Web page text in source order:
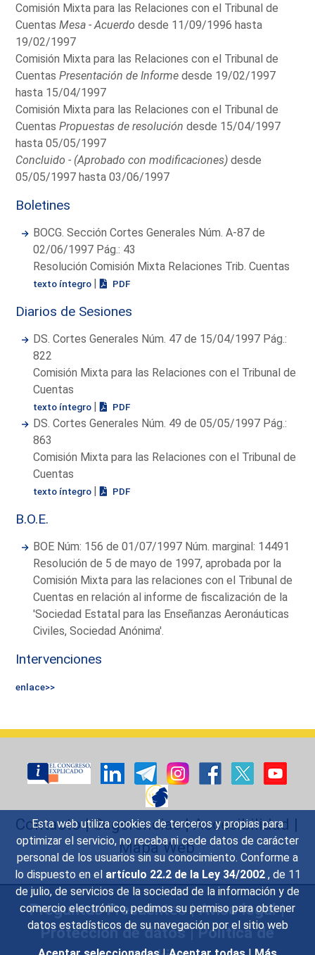
Esta web utiliza cookies de terceros y propias para
optimizar el servicio, no recaba ni cede datos de carácter
personal de los usuarios sin su conocimiento. Conforme a
lo dispuesto en el artículo 22.2 de la Ley 34/2002 , de 11
de julio, de servicios de la sociedad de la información y de
comercio electrónico, pedimos su permiso para obtener
datos estadísticos de su navegación por el sitio web
Comisión Mixta para las Relaciones con el Tribunal de
CuentasMesa - Acuerdo desde 11/09/1996 hasta
19/02/1997
Comisión Mixta para las Relaciones con el Tribunal de
CuentasPresentación de Informe desde 19/02/1997
hasta 15/04/1997
Comisión Mixta para las Relaciones con el Tribunal de
CuentasPropuestas de resolución desde 15/04/1997
hasta 05/05/1997
Concluido - (Aprobado con modificaciones) desde
05/05/1997 hasta 03/06/1997
Boletines
BOCG. Sección Cortes Generales Núm. A-87 de
02/06/1997 Pág.: 43
Resolución Comisión Mixta Relaciones Trib. Cuentas
texto íntegro | PDF
Diarios de Sesiones
DS. Cortes Generales Núm. 47 de 15/04/1997 Pág.:
822
Comisión Mixta para las Relaciones con el Tribunal de
Cuentas
texto íntegro | PDF
DS. Cortes Generales Núm. 49 de 05/05/1997 Pág.:
863
Comisión Mixta para las Relaciones con el Tribunal de
Cuentas
texto íntegro | PDF
B.O.E.
BOE Núm: 156 de 01/07/1997 Núm. marginal: 14491
Resolución de 5 de mayo de 1997, aprobada por la
Comisión Mixta para las relaciones con el Tribunal de
Cuentas en relación al informe de fiscalización de la
'Sociedad Estatal para las Enseñanzas Aeronáuticas
Civiles, Sociedad Anónima'.
Intervenciones
enlace>>
Contacto|Sugerencias|Accesibilidad |
Mapa Web
Preguntas Frecuentes|Aviso legal|
Protección de datos|Política de